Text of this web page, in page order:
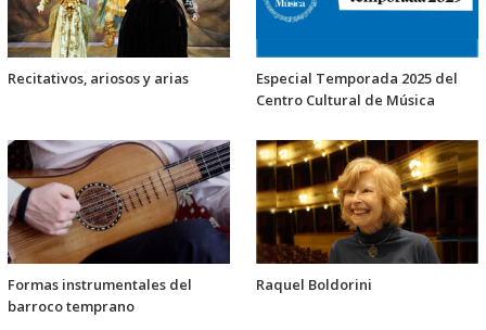
Recitativos, ariosos y arias
Especial Temporada 2025 del
Centro Cultural de Música
Formas instrumentales del
barroco temprano
Raquel Boldorini